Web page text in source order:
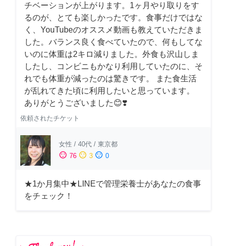
チベーションが上がります。1ヶ月やり取りをす
るのが、とても楽しかったです。食事だけではな
く、YouTubeのオススメ動画も教えていただきま
した。バランス良く食べていたので、何もしてな
いのに体重は2キロ減りました。外食も沢山しま
したし、コンビニもかなり利用していたのに、そ
れでも体重が減ったのは驚きです。 また食生活
が乱れてきた頃に利用したいと思っています。
ありがとうございました😊❣️
依頼されたチケット
女性 / 40代 / 東京都
sentiment_satisfied 76 sentiment_neutral 3 sentiment_dissatisfied 0
★1か月集中★LINEで管理栄養士があなたの食事
をチェック！